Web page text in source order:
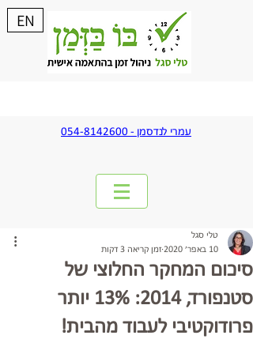
EN
עמרי לנדסמן - 054-8142600
סיכום המחקר החלוצי של
סטנפורד, 2014: 13% יותר
פרודוקטיבי לעבוד מהבית!
טלי סגל
10 באפר׳ 2020
זמן קריאה 3 דקות